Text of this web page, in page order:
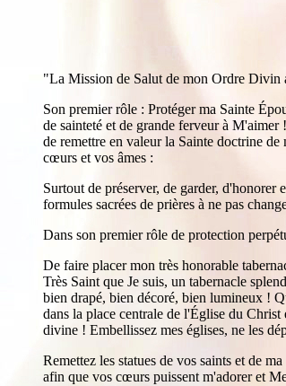
"La Mission de Salut de mon Ordre Divin
Son premier rôle : Protéger ma Sainte
de sainteté et de grande ferveur à
de remettre en valeur la Sainte doctrine
cœurs et vos âmes :
Surtout de préserver, de garder,
formules sacrées de prières à ne pas
Dans son premier rôle de protection
De faire placer mon très honorable
Très Saint que Je suis, un tabernacle
bien drapé, bien décoré, bien lumineux !
dans la place centrale de l'Église du
divine ! Embellissez mes églises, ne les
Remettez les statues de vos saints et de
afin que vos cœurs puissent m'adorer et